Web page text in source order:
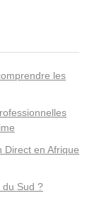
les
Direct en Afrique
du Sud ?